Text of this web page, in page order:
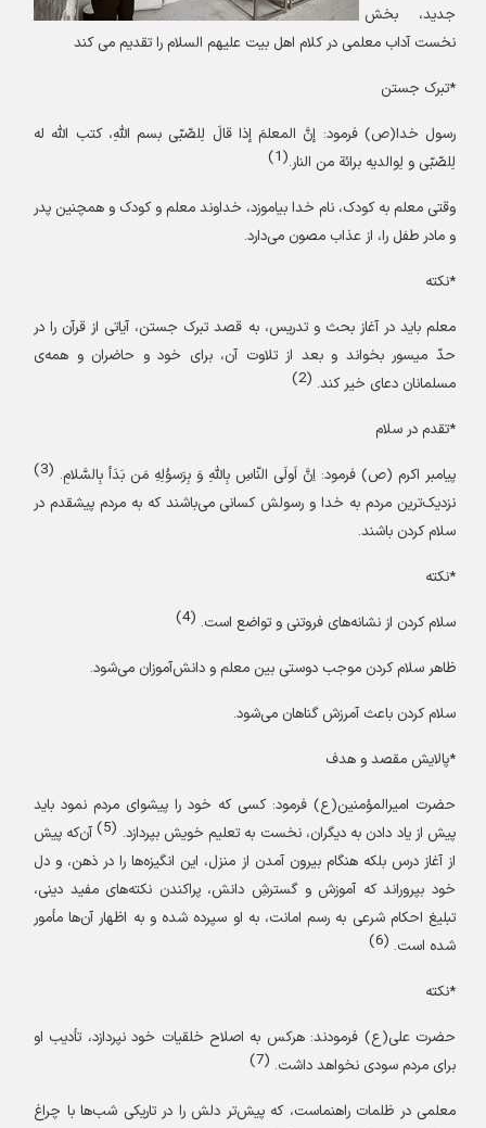
جدید، بخش
نخست آداب معلمی در کلام اهل بیت علیهم السلام را تقدیم می کند
*تبرک جستن
رسول خدا(ص)فرمود: إنَّ المعلمَ إذا قالَ لِلصّبّی بسم اللهِ، کتب الله له
لِلصّبّی و لِوالدیه برائة من النار.(1)
وقتی معلم به کودک، نام خدا بیاموزد، خداوند معلم و کودک و همچنین پدر
و مادر طفل را، از عذاب مصون می‌دارد.
*نکته
معلم باید در آغاز بحث و تدریس، به قصد تبرک جستن، آیاتی از قرآن را در
حدّ میسور بخواند و بعد از تلاوت آن، برای خود و حاضران و همه‌ی
مسلمانان دعای خیر کند. (2)
*تقدم در سلام
پیامبر اکرم (ص) فرمود: اِنَّ اَولَی النّاسِ بِاللهِ وَ بِرَسوُلِهِ مَن بَدَأ بِالسَّلامِ. (3)
نزدیک‌ترین مردم به خدا و رسولش کسانی می‌باشند که به مردم پیشقدم در
سلام کردن باشند.
*نکته
سلام کردن از نشانه‌های فروتنیو تواضعاست. (4)
ظاهر سلام کردن موجب دوستی بین معلم و دانش‌آموزان می‌شود.
سلام کردن باعث آمرزش گناهان می‌شود.
*پالایش مقصد و هدف
حضرت امیرالمؤمنین(ع)فرمود: کسی که خود را پیشوای مردم نمود باید
پیش از یاد دادن به دیگران، نخست به تعلیم خویش بپردازد. (5)
آن‌که پیش
از آغاز درس بلکه هنگام بیرون آمدن از منزل، این انگیزه‌ها را در ذهن، و دل
خود بپروراند که آموزش و گسترشِ دانش، پراکندن نکته‌های مفید دینی،
تبلیغ احکام شرعی به رسم امانت، به او سپرده شده و به اظهار آن‌ها مأمور
شده است. (6)
*نکته
حضرت علی(ع)فرمودند: هرکس به اصلاح خلقیات خود نپردازد، تأدیب او
برای مردم سودی نخواهد داشت. (7)
معلمی در ظلمات راهنماست، که پیش‌تر دلش را در تاریکی شب‌ها با چراغ